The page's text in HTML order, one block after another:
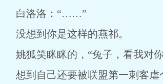
白洛洛：“……”
没想到你是这样的燕祁。
姚狐笑眯眯的，“兔子，看我对
想到自己还要被联盟第一刺客虐